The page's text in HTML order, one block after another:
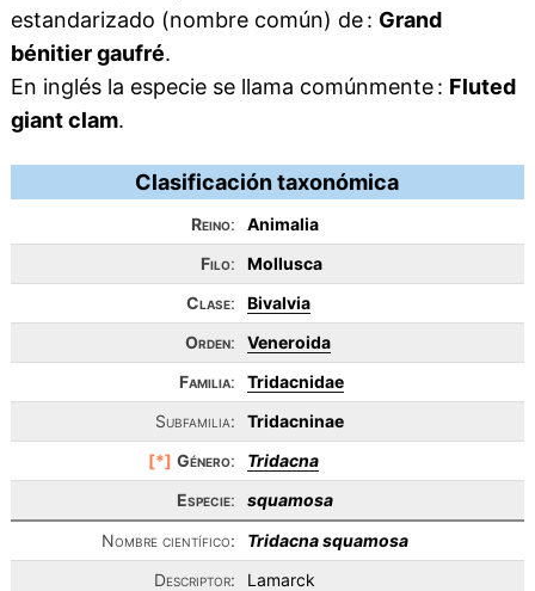
estandarizado (nombre común) de : Grand
bénitier gaufré.
En inglés la especie se llama comúnmente : Fluted
giant clam.
Clasificación taxonómica
Reino:
Animalia
Filo:
Mollusca
Clase:
Bivalvia
Orden:
Veneroida
Familia:
Tridacnidae
Subfamilia:
Tridacninae
[*] Género:
Tridacna
Especie:
squamosa
Nombre científico:
Tridacna squamosa
Descriptor:
Lamarck